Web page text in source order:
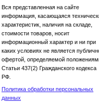
Вся представленная на сайте
информация, касающаяся
характеристик, наличия на складе,
стоимости товаров, носит
информационный характер и ни при
каких условиях не является
офертой, определяемой
Статьи 437(2) Гражданского кодекса
РФ.
Политика обработки персональных
данных